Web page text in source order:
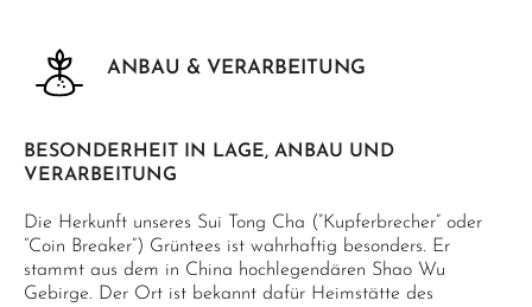
ANBAU & VERARBEITUNG
BESONDERHEIT IN LAGE, ANBAU UND
VERARBEITUNG
Die Herkunft unseres Sui Tong Cha (”Kupferbrecher” oder
“Coin Breaker”) Grüntees ist wahrhaftig besonders. Er
stammt aus dem in China hochlegendären Shao Wu
Gebirge. Der Ort ist bekannt dafür Heimstätte des